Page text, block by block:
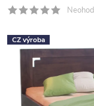
CZ výroba